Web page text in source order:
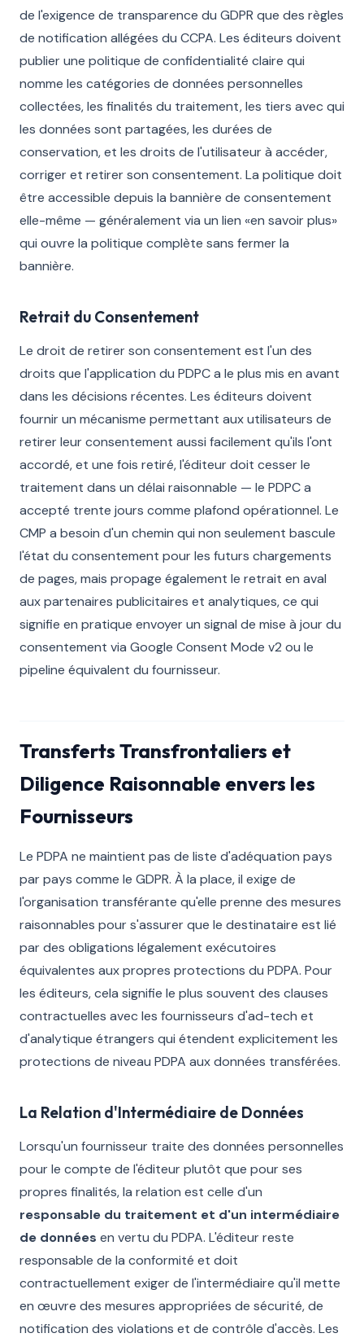
de l'exigence de transparence du GDPR que des règles
de notification allégées du CCPA. Les éditeurs doivent
publier une politique de confidentialité claire qui
nomme les catégories de données personnelles
collectées, les finalités du traitement, les tiers avec qui
les données sont partagées, les durées de
conservation, et les droits de l'utilisateur à accéder,
corriger et retirer son consentement. La politique doit
être accessible depuis la bannière de consentement
elle-même — généralement via un lien «en savoir plus»
qui ouvre la politique complète sans fermer la
bannière.
Retrait du Consentement
Le droit de retirer son consentement est l'un des
droits que l'application du PDPC a le plus mis en avant
dans les décisions récentes. Les éditeurs doivent
fournir un mécanisme permettant aux utilisateurs de
retirer leur consentement aussi facilement qu'ils l'ont
accordé, et une fois retiré, l'éditeur doit cesser le
traitement dans un délai raisonnable — le PDPC a
accepté trente jours comme plafond opérationnel. Le
CMP a besoin d'un chemin qui non seulement bascule
l'état du consentement pour les futurs chargements
de pages, mais propage également le retrait en aval
aux partenaires publicitaires et analytiques, ce qui
signifie en pratique envoyer un signal de mise à jour du
consentement via Google Consent Mode v2 ou le
pipeline équivalent du fournisseur.
Transferts Transfrontaliers et
Diligence Raisonnable envers les
Fournisseurs
Le PDPA ne maintient pas de liste d'adéquation pays
par pays comme le GDPR. À la place, il exige de
l'organisation transférante qu'elle prenne des mesures
raisonnables pour s'assurer que le destinataire est lié
par des obligations légalement exécutoires
équivalentes aux propres protections du PDPA. Pour
les éditeurs, cela signifie le plus souvent des clauses
contractuelles avec les fournisseurs d'ad-tech et
d'analytique étrangers qui étendent explicitement les
protections de niveau PDPA aux données transférées.
La Relation d'Intermédiaire de Données
Lorsqu'un fournisseur traite des données personnelles
pour le compte de l'éditeur plutôt que pour ses
propres finalités, la relation est celle d'un
responsable du traitement et d'un intermédiaire
de données en vertu du PDPA. L'éditeur reste
responsable de la conformité et doit
contractuellement exiger de l'intermédiaire qu'il mette
en œuvre des mesures appropriées de sécurité, de
notification des violations et de contrôle d'accès. Les